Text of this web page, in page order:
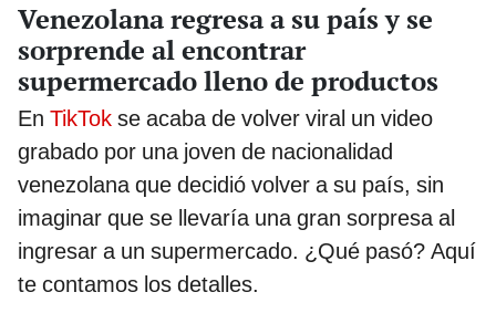
Venezolana regresa a su país y se
sorprende al encontrar
supermercado lleno de productos
En TikTok se acaba de volver viral un video
grabado por una joven de nacionalidad
venezolana que decidió volver a su país, sin
imaginar que se llevaría una gran sorpresa al
ingresar a un supermercado. ¿Qué pasó? Aquí
te contamos los detalles.